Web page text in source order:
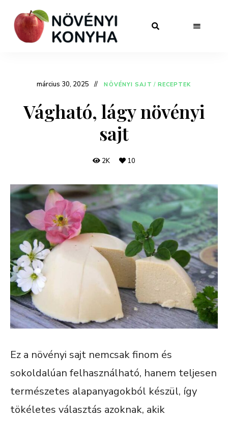
március 30, 2025 NÖVÉNYI SAJT / RECEPTEK
Vágható, lágy növényi
sajt
2K 10
Ez a növényi sajt nemcsak finom és
sokoldalúan felhasználható, hanem teljesen
természetes alapanyagokból készül, így
tökéletes választás azoknak, akik